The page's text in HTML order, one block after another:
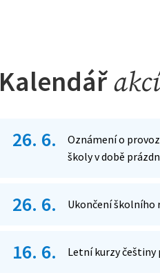
Kalendářakcí
26. 6.
Oznámení o
školy v době
26. 6. Ukončení školního
16. 6. Letní kurzy češtiny